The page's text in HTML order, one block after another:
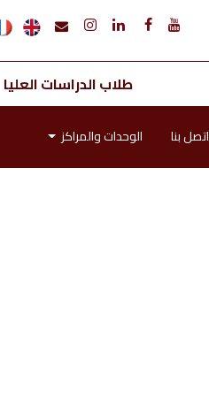
طلاب الدراسات العليا
اتصل بنا الوحدات والمراكز